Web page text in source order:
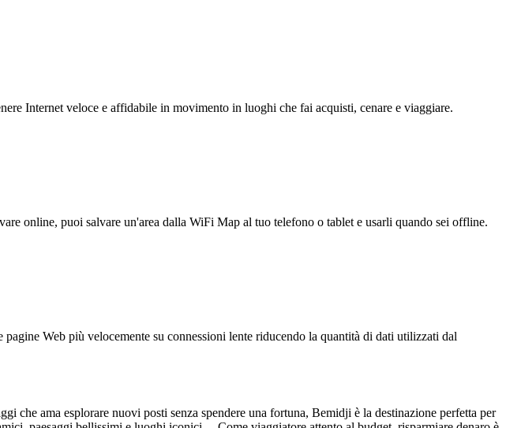
Internet veloce e affidabile in movimento in luoghi che fai acquisti, cenare e viaggiare.
online, puoi salvare un'area dalla WiFi Map al tuo telefono o tablet e usarli quando sei offline.
Web più velocemente su connessioni lente riducendo la quantità di dati utilizzati dal
ama esplorare nuovi posti senza spendere una fortuna, Bemidji è la destinazione perfetta per